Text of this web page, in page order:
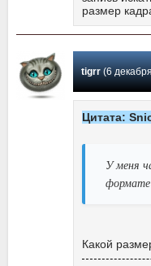
размер
tigrr(6 декабря
Цитата:
У меня
Какой